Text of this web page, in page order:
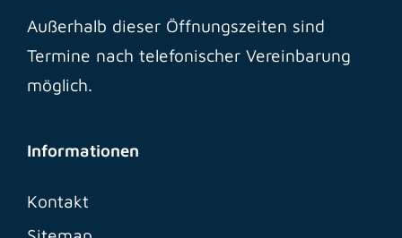
Außerhalb dieser Öffnungszeiten sind
Termine nach telefonischer Vereinbarung
möglich.
Informationen
Kontakt